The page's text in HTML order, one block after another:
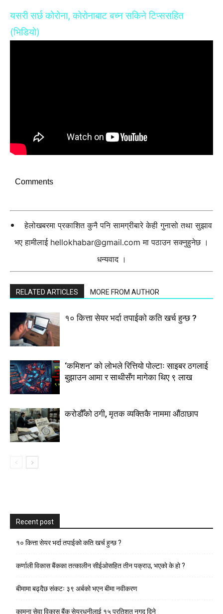
यसरी सर्छ कोरोना, कोरोनाबाट बच्न सकिने टिप्ससहित
(भिडियाे)
Comments
हेलोखबरमा प्रकाशित कुनै पनि सामग्रीबारे केही गुनासो तथा सुझाव
भए हामीलाई hellokhabar@gmail.com मा पठाउन सक्नुहुनेछ ।
धन्यवाद ।
RELATED ARTICLES MORE FROM AUTHOR
१० कित्ता सेयर भर्दा तपाईको कति खर्च हुन्छ ?
‘कमिशन’ को लोभले रित्तियो पोल्टाः साइबर ठगलाई
बुझाउन आमा र साथीसँग मागेका थिए ९ लाख
करोडौँको ठगी, मृतक व्यक्तिकै नाममा औंठाछाप
Recent post
१० कित्ता सेयर भर्दा तपाईको कति खर्च हुन्छ ?
कर्णाली विकास बैंकका तत्कालीन सीईओसहित तीन पक्राउ, भएकाे के हाे ?
बीमामा बढ्दैछ संकटः ३९ अर्बको भएन बीमा नवीकरण
कामना सेवा विकास बैंक सेयरधनीलाई १५ प्रतिशत नगद दिने